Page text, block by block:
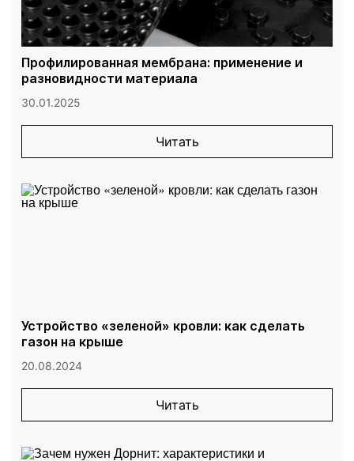
Профилированная мембрана: применение и
разновидности материала
30.01.2025
Читать
Устройство «зеленой» кровли: как сделать
газон на крыше
20.08.2024
Читать